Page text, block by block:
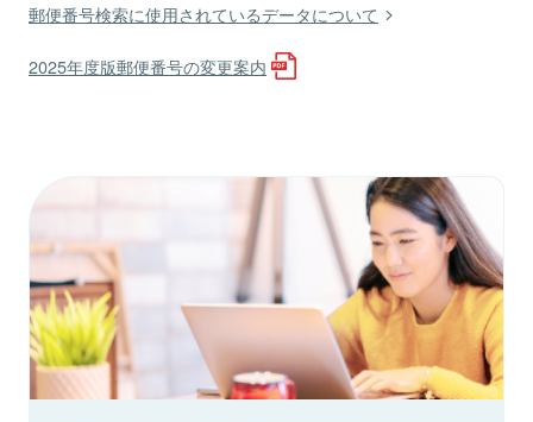
郵便番号検索に使用されているデータについて
2025年度版郵便番号の変更案内